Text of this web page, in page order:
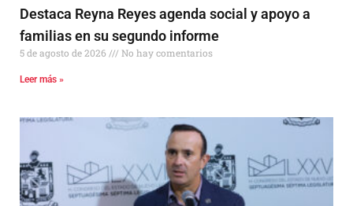
Destaca Reyna Reyes agenda social y apoyo a
familias en su segundo informe
5 de agosto de 2026 No hay comentarios
Leer más »